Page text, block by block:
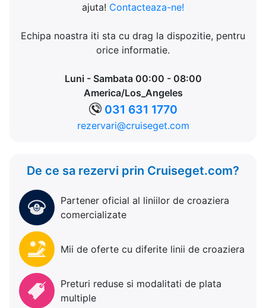
ajuta! Contacteaza-ne!
Echipa noastra iti sta cu drag la dispozitie, pentru
orice informatie.
Luni - Sambata 00:00 - 08:00
America/Los_Angeles
031 631 1770
rezervari@cruiseget.com
De ce sa rezervi prin Cruiseget.com?
Partener oficial al liniilor de croaziera
comercializate
Mii de oferte cu diferite linii de croaziera
Preturi reduse si modalitati de plata
multiple